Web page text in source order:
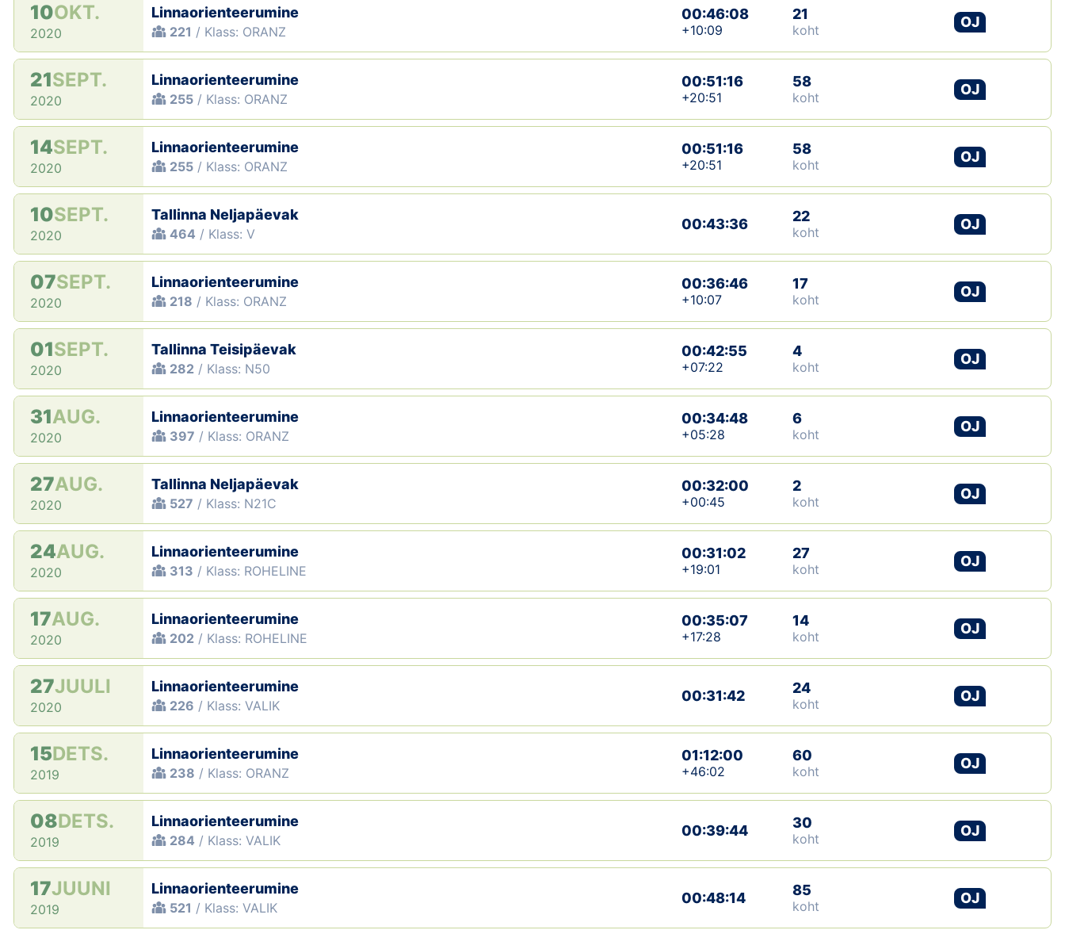
10OKT.
2020
Linnaorienteerumine
221 / Klass: ORANZ
00:46:08
+10:09
21
koht
OJ
21SEPT.
2020
Linnaorienteerumine
255 / Klass: ORANZ
00:51:16
+20:51
58
koht
OJ
14SEPT.
2020
Linnaorienteerumine
255 / Klass: ORANZ
00:51:16
+20:51
58
koht
OJ
10SEPT.
2020
Tallinna Neljapäevak
464 / Klass: V
00:43:36 22
koht
OJ
07SEPT.
2020
Linnaorienteerumine
218 / Klass: ORANZ
00:36:46
+10:07
17
koht
OJ
01SEPT.
2020
Tallinna Teisipäevak
282 / Klass: N50
00:42:55
+07:22
4
koht
OJ
31AUG.
2020
Linnaorienteerumine
397 / Klass: ORANZ
00:34:48
+05:28
6
koht
OJ
27AUG.
2020
Tallinna Neljapäevak
527 / Klass: N21C
00:32:00
+00:45
2
koht
OJ
24AUG.
2020
Linnaorienteerumine
313 / Klass: ROHELINE
00:31:02
+19:01
27
koht
OJ
17AUG.
2020
Linnaorienteerumine
202 / Klass: ROHELINE
00:35:07
+17:28
14
koht
OJ
27JUULI
2020
Linnaorienteerumine
226 / Klass: VALIK
00:31:42 24
koht
OJ
15DETS.
2019
Linnaorienteerumine
238 / Klass: ORANZ
01:12:00
+46:02
60
koht
OJ
08DETS.
2019
Linnaorienteerumine
284 / Klass: VALIK
00:39:44 30
koht
OJ
17JUUNI
2019
Linnaorienteerumine
521 / Klass: VALIK
00:48:14 85
koht
OJ